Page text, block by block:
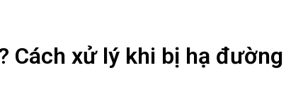
Cách xử lý khi bị hạ đường